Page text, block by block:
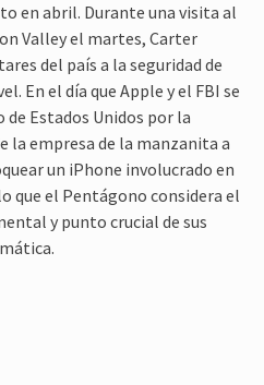
en abril. Durante una visita al
Valley el martes, Carter
del país a la seguridad de
En el día que Apple y el FBI se
Estados Unidos por la
la empresa de la manzanita a
un iPhone involucrado en
que el Pentágono considera el
y punto crucial de sus